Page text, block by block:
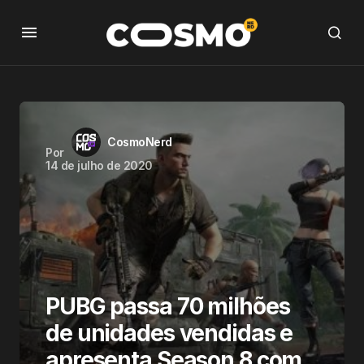
Por
CosmoNerd
14 de julho de 2020
PUBG passa 70 milhões
de unidades vendidas e